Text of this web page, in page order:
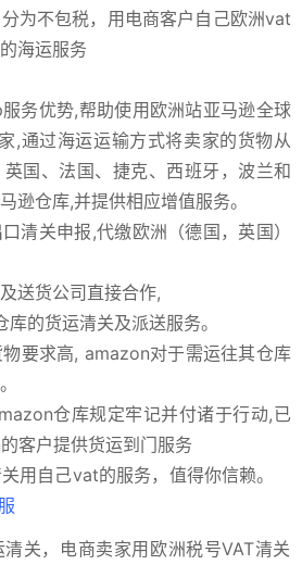
为不包税，用电商客户自己欧洲vat
海运服务
务优势,帮助使用欧洲站亚马逊全球
,通过海运运输方式将卖家的货物从
国、法国、捷克、西班牙，波兰和
逊仓库,并提供相应增值服务。
清关申报,代缴欧洲（德国，英国）
送货公司直接合作,
的货运清关及派送服务。
要求高, amazon对于需运往其仓库
仓库规定牢记并付诸于行动,已
客户提供货运到门服务
用自己vat的服务，值得你信赖。